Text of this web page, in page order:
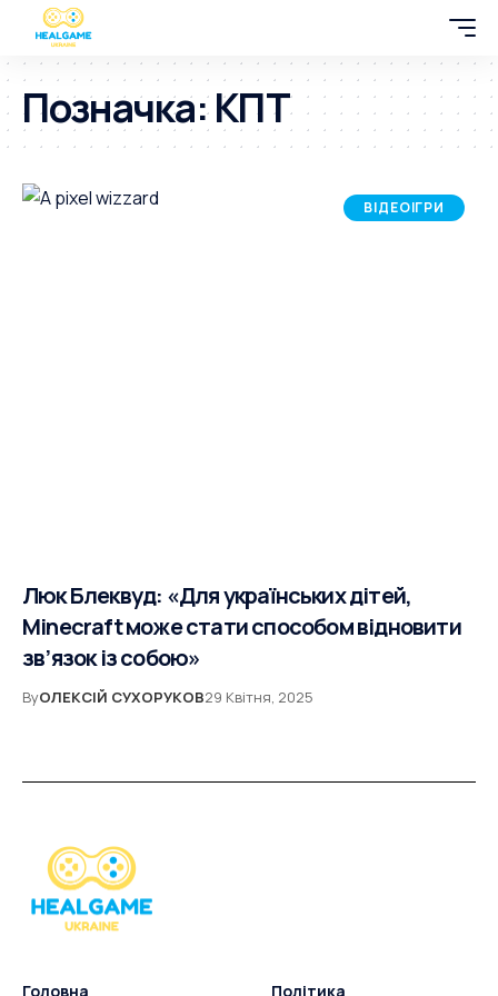
Позначка:КПТ
ВІДЕОІГРИ
Люк Блеквуд: «Для українських дітей,
Minecraft може стати способом відновити
зв’язок із собою»
ByОЛЕКСІЙ СУХОРУКОВ29 Квітня, 2025
Головна Політика